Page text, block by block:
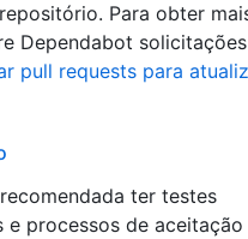
Para obter
Dependabot
pull requests para
ter testes
e processos de aceitação